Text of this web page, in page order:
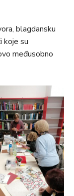
blagdansku
koje su
međusobno